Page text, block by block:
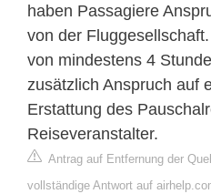
haben Passagiere
von der
von mindestens 4
zusätzlich Anspruch auf
Erstattung des
Reiseveranstalter.
Antrag auf Entfernung der
vollständige Antwort auf